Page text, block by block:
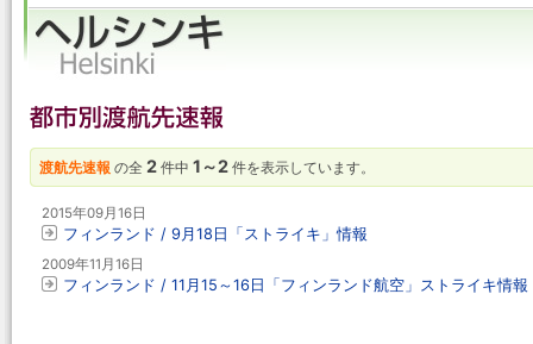
渡航先速報 の全 2 件中 1～2 件を表示しています。
2015年09月16日
フィンランド / 9月18日「ストライキ」情報
2009年11月16日
フィンランド / 11月15～16日「フィンランド航空」ストライキ情報